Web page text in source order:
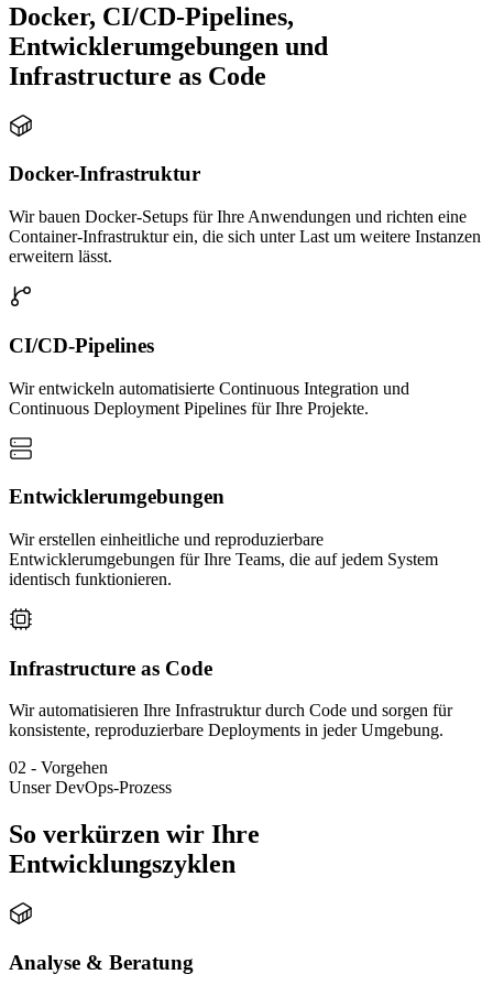
Docker, CI/CD-Pipelines,
Entwicklerumgebungen und
Infrastructure as Code
Docker-Infrastruktur
Wir bauen Docker-Setups für Ihre Anwendungen und richten eine
Container-Infrastruktur ein, die sich unter Last um weitere Instanzen
erweitern lässt.
CI/CD-Pipelines
Wir entwickeln automatisierte Continuous Integration und
Continuous Deployment Pipelines für Ihre Projekte.
Entwicklerumgebungen
Wir erstellen einheitliche und reproduzierbare
Entwicklerumgebungen für Ihre Teams, die auf jedem System
identisch funktionieren.
Infrastructure as Code
Wir automatisieren Ihre Infrastruktur durch Code und sorgen für
konsistente, reproduzierbare Deployments in jeder Umgebung.
02 - Vorgehen
Unser DevOps-Prozess
So verkürzen wir Ihre
Entwicklungszyklen
Analyse & Beratung